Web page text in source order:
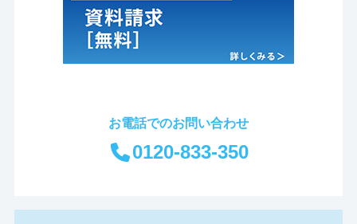
お電話でのお問い合わせ
0120-833-350